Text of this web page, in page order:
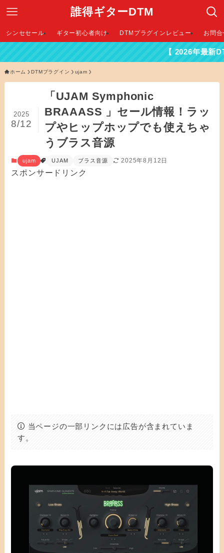
誰得ギターDTM
シンセセール ギター初心者向け DTMプラグインレビュー お問
【 2026年最新DTMセール情
ホーム DTMプラグイン ujam
「UJAM Symphonic
BRAAASS 」セール情報！ラッ
プやヒップホップでも使えちゃ
うブラス音源
2025
8/12
ujam UJAM ブラス音源 2025年8月12日
スポンサードリンク
当ページの一部リンクには広告が含まれていま
す。